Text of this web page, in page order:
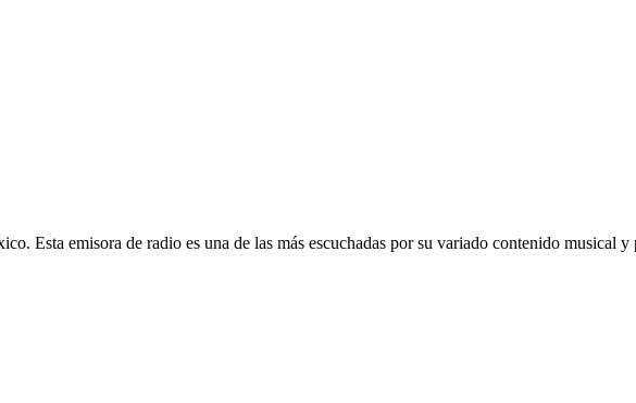
Esta emisora de radio es una de las más escuchadas por su variado contenido musical y